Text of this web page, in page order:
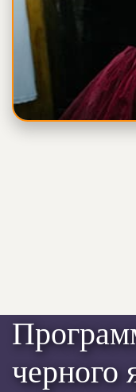
черного